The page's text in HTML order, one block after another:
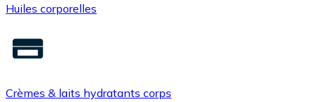
Huiles corporelles
Crèmes & laits hydratants corps